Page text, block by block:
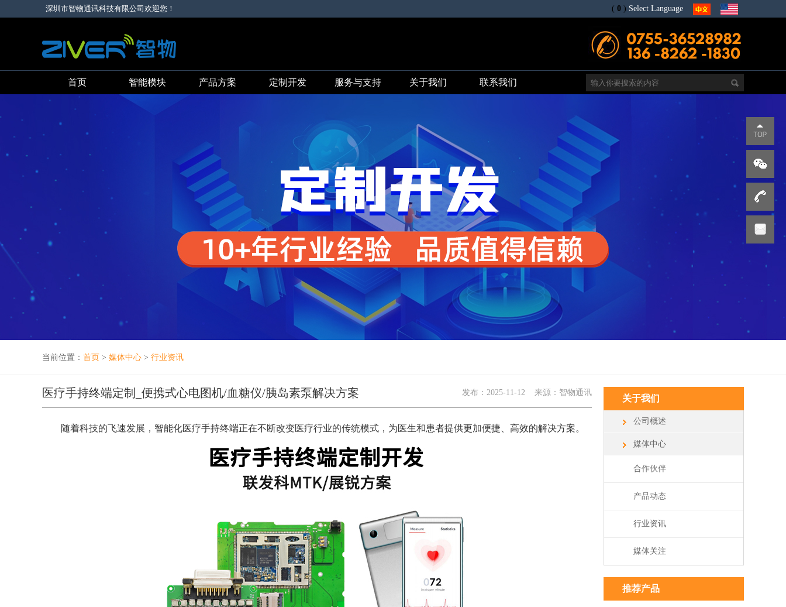
深圳市智物通讯科技有限公司欢迎您！ ( 0 ) Select Language
首页 智能模块 产品方案 定制开发 服务与支持 关于我们 联系我们
当前位置： 首页 > 媒体中心 > 行业资讯
医疗手持终端定制_便携式心电图机/血糖仪/胰岛素泵解决方案 发布： 2025-11-12 来源：智物通讯
随着科技的飞速发展，智能化医疗手持终端正在不断改变医疗行业的传统模式，为医生和患者提供更加便捷、高效的解决方案。
关于我们
公司概述
媒体中心
合作伙伴
产品动态
行业资讯
媒体关注
推荐产品